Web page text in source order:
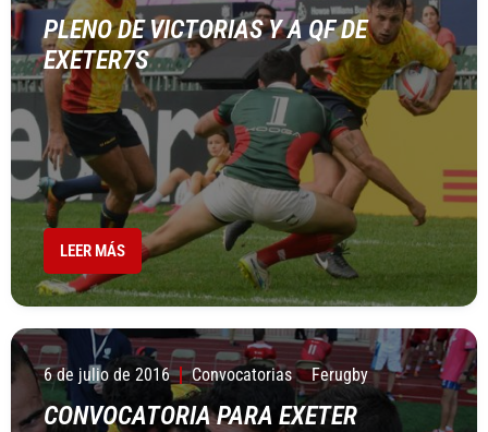
PLENO DE VICTORIAS Y A QF DE
EXETER7S
LEER MÁS
6 de julio de 2016 Convocatorias Ferugby
CONVOCATORIA PARA EXETER